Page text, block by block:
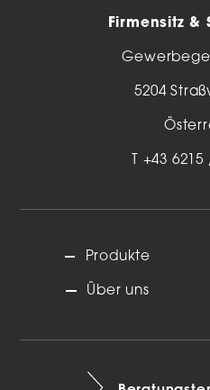
Firmensitz &
5204
+43 6215
Produkte
Über uns